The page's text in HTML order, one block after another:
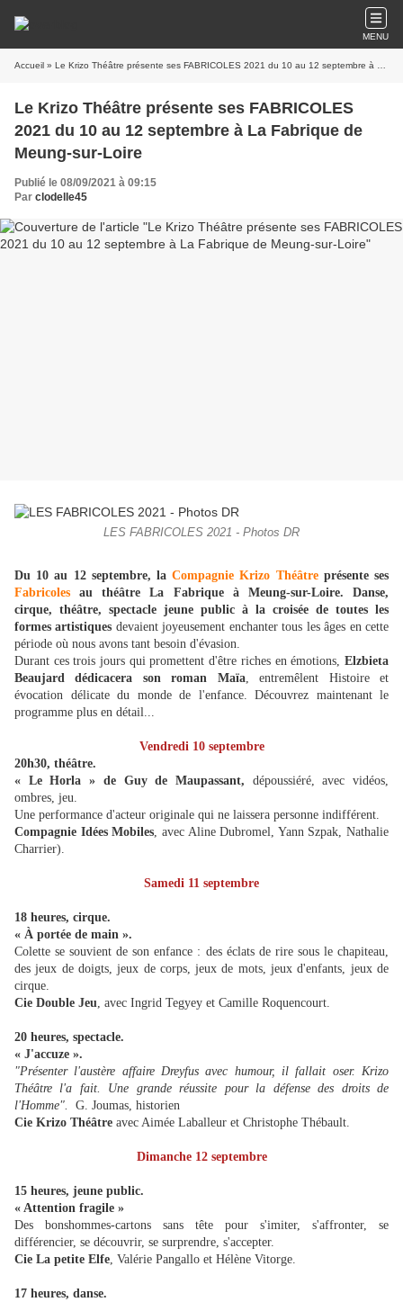
MENU
Accueil » Le Krizo Théâtre présente ses FABRICOLES 2021 du 10 au 12 septembre à La Fabrique de Meung-sur-Loire
Le Krizo Théâtre présente ses FABRICOLES
2021 du 10 au 12 septembre à La Fabrique de
Meung-sur-Loire
Publié le 08/09/2021 à 09:15
Par clodelle45
LES FABRICOLES 2021 - Photos DR
Du 10 au 12 septembre, laCompagnie Krizo Théâtreprésente ses
Fabricoles au théâtre La Fabrique à Meung-sur-Loire. Danse,
cirque, théâtre, spectacle jeune public à la croisée de toutes les
formes artistiques devaient joyeusement enchanter tous les âges en cette
période où nous avons tant besoin d'évasion.
Durant ces trois jours qui promettent d'être riches en émotions, Elzbieta
Beaujard dédicacera son roman Maïa, entremêlent Histoire et
évocation délicate du monde de l'enfance. Découvrez maintenant le
programme plus en détail...
Vendredi 10 septembre
20h30, théâtre.
« Le Horla » de Guy de Maupassant, dépoussiéré, avec vidéos,
ombres, jeu.
Une performance d'acteur originale qui ne laissera personne indifférent.
Compagnie Idées Mobiles, avec Aline Dubromel, Yann Szpak, Nathalie
Charrier).
Samedi 11 septembre
18 heures, cirque.
« À portée de main ».
Colette se souvient de son enfance : des éclats de rire sous le chapiteau,
des jeux de doigts, jeux de corps, jeux de mots, jeux d'enfants, jeux de
cirque.
Cie Double Jeu, avec Ingrid Tegyey et Camille Roquencourt.
20 heures, spectacle.
« J'accuze ».
"Présenter l'austère affaire Dreyfus avec humour, il fallait oser. Krizo
Théâtre l'a fait. Une grande réussite pour la défense des droits de
l'Homme".
G. Joumas, historien
Cie Krizo Théâtre avec Aimée Laballeur et Christophe Thébault.
Dimanche 12 septembre
15 heures, jeune public.
« Attention fragile »
Des bonshommes-cartons sans tête pour s'imiter, s'affronter, se
différencier, se découvrir, se surprendre, s'accepter.
Cie La petite Elfe, Valérie Pangallo et Hélène Vitorge.
17 heures, danse.